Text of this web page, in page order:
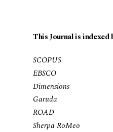
This Journal is indexed
SCOPUS
EBSCO
Dimensions
Garuda
ROAD
Sherpa RoMeo